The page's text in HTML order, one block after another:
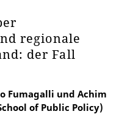
regionale
der Fall
Fumagalli und Achim
of Public Policy)